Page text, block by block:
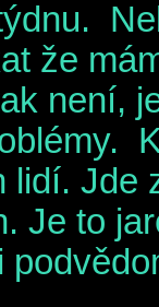
že
není,
Jde
Je to